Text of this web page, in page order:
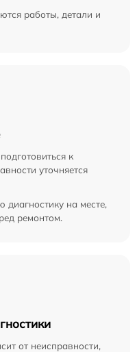
работы, детали и
к
уточняется
диагностику на месте,
ремонтом.
от неисправности,